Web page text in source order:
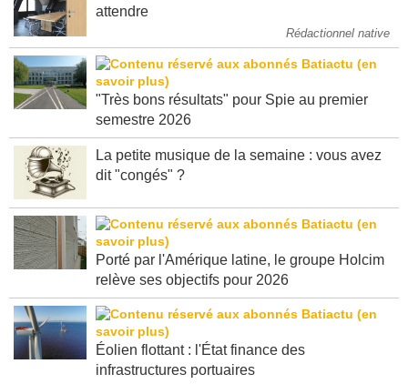
attendre
Rédactionnel native
"Très bons résultats" pour Spie au premier
semestre 2026
La petite musique de la semaine : vous avez
dit "congés" ?
Porté par l'Amérique latine, le groupe Holcim
relève ses objectifs pour 2026
Éolien flottant : l'État finance des
infrastructures portuaires